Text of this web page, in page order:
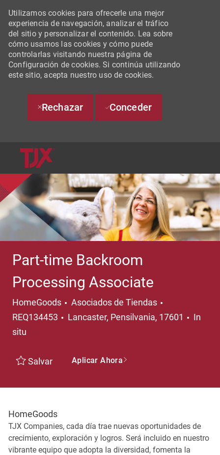
Utilizamos cookies para ofrecerle una mejor
experiencia de navegación, analizar el tráfico
del sitio y personalizar el contenido. Lea sobre
cómo usamos las cookies y cómo puede
controlarlas visitando nuestra página de
Configuración de cookies. Si continúa utilizando
este sitio, acepta nuestro uso de cookies.
Rechazar Conceder
Part-time Backroom
Processing Associate
HomeGoods Categoría
Asociados de Tiendas
REQ134453
Ubicación
Lancaster, Pensilvania, 17601
In
situ
Salvar Aplicar Ahora
HomeGoods
TJX Companies, cada día trae nuevas oportunidades de
crecimiento, exploración y logros. Será incluido en nuestro
vibrante equipo que adopta la diversidad, fomenta la